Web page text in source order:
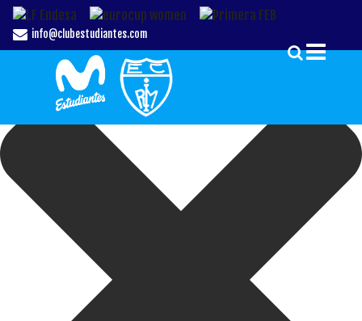
Gestionar el Consentimiento de las Cookies
info@clubestudiantes.com